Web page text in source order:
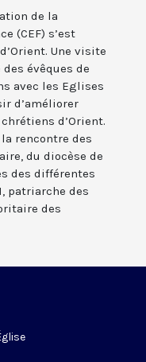
de la
(CEF) s’est
Une visite
évêques de
avec les Eglises
d’améliorer
d’Orient.
rencontre des
du diocèse de
des différentes
patriarche des
des